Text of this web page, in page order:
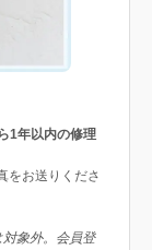
1年以内の修理
をお送りくださ
象外。会員登